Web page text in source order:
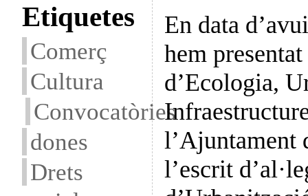
Etiquetes
Comerç
Cultura
Convocatòries
dones
Drets
En data
hem
d’Ecologia,
l’Ajuntament
l’escrit